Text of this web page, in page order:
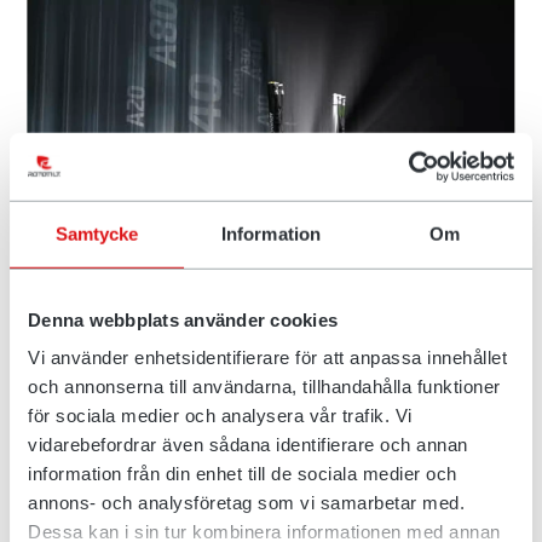
Samtycke Information Om
Denna webbplats använder cookies
Vi använder enhetsidentifierare för att anpassa innehållet
och annonserna till användarna, tillhandahålla funktioner
för sociala medier och analysera vår trafik. Vi
vidarebefordrar även sådana identifierare och annan
information från din enhet till de sociala medier och
annons- och analysföretag som vi samarbetar med.
Dessa kan i sin tur kombinera informationen med annan
Anders Jonsson og Rototilt Group
AB
Mye skjer i markedet, og det gjennomføres en rekke store
lanseringer. Blant annet den patentsøkte sikkerhetslåsen
SecureLock™ og enda flere tiltrotatormodeller. Samtidig
styrker Rototilt® produktutvalget med flere nye redskaper.
Indexator Rototilt Systems blir i 2014 den første
tiltrotatorprodusenten som tilbyr forankret svivel uten